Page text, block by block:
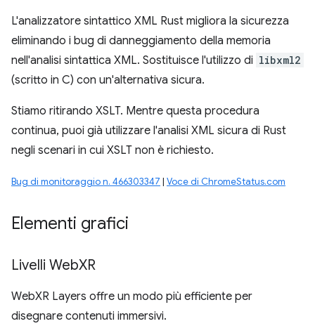
L'analizzatore sintattico XML Rust migliora la sicurezza
eliminando i bug di danneggiamento della memoria
nell'analisi sintattica XML. Sostituisce l'utilizzo di libxml2
(scritto in C) con un'alternativa sicura.
Stiamo ritirando XSLT. Mentre questa procedura
continua, puoi già utilizzare l'analisi XML sicura di Rust
negli scenari in cui XSLT non è richiesto.
Bug di monitoraggio n. 466303347 | Voce di ChromeStatus.com
Elementi grafici
Livelli WebXR
WebXR Layers offre un modo più efficiente per
disegnare contenuti immersivi.